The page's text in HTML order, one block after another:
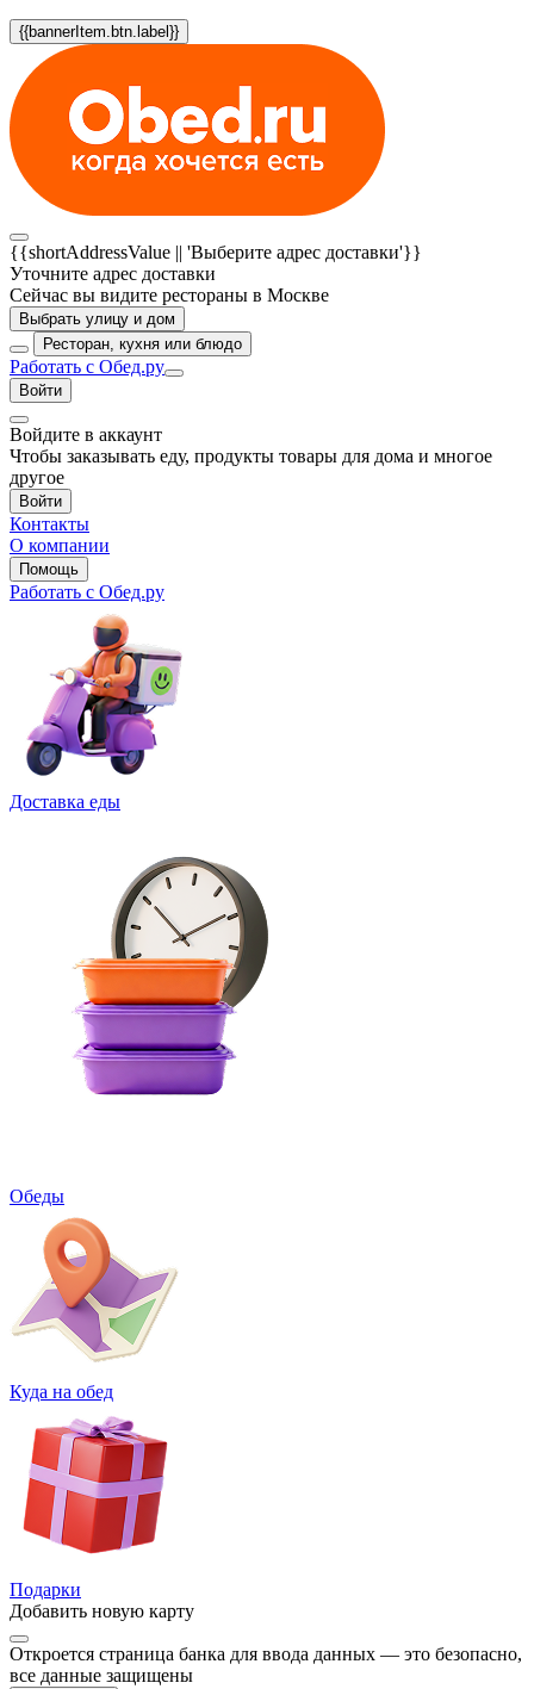
{{bannerItem.btn.label}}
{{shortAddressValue || 'Выберите адрес доставки'}}
Уточните адрес доставки
Сейчас вы видите рестораны в Москве
Выбрать улицу и дом
Ресторан, кухня или блюдо
Работать с Обед.ру
Войти
Войдите в аккаунт
Чтобы заказывать еду, продукты товары для дома и многое
другое
Войти
Контакты
О компании
Помощь
Работать с Обед.ру
Доставка еды
Обеды
Куда на обед
Подарки
Добавить новую карту
Откроется страница банка для ввода данных — это безопасно,
все данные защищены